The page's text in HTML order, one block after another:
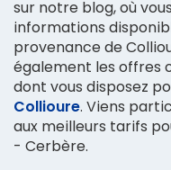
sur notre blog, où
informations
provenance de
également les offres
dont vous disposez
Collioure. Viens
aux meilleurs tarifs
- Cerbère.